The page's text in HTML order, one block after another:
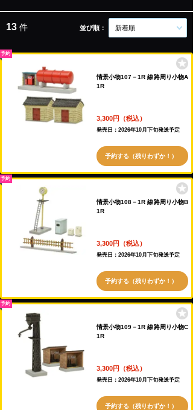
13 件 並び順： 新着順
情景小物107－1R 線路周り小物A
1R
3,300円（税込）
予約
発売日：2026年10月下旬発送予定
予約する（残りわずか！）
情景小物108－1R 線路周り小物B
1R
3,300円（税込）
予約
発売日：2026年10月下旬発送予定
予約する（残りわずか！）
情景小物109－1R 線路周り小物C
1R
3,300円（税込）
予約
発売日：2026年10月下旬発送予定
予約する（残りわずか！）